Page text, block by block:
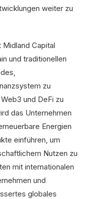
weiter zu
Capital
und traditionellen
zu
und DeFi zu
das Unternehmen
Energien
einführen, um
Nutzen zu
mit internationalen
und
globales